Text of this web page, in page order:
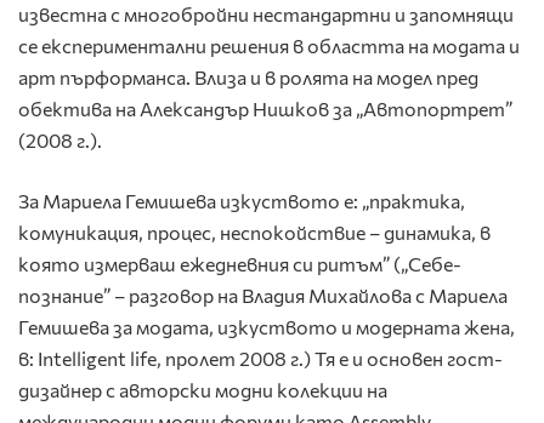
известна с многобройни нестандартни и запомнящи
се експериментални решения в областта на модата и
арт пърформанса. Влиза и в ролята на модел пред
обектива на Александър Нишков за „Автопортрет”
(2008 г.).
За Мариела Гемишева изкуството е: „практика,
комуникация, процес, неспокойствие – динамика, в
която измерваш ежедневния си ритъм” („Себе-
познание” – разговор на Владия Михайлова с Мариела
Гемишева за модата, изкуството и модерната жена,
в: Intelligent life, пролет 2008 г.) Тя е и основен гост-
дизайнер с авторски модни колекции на